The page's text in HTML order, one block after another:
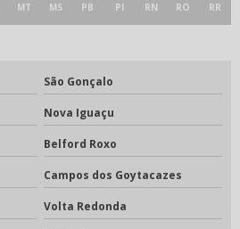
MT MS PB PI RN RO RR
São Gonçalo
Nova Iguaçu
Belford Roxo
Campos dos Goytacazes
Volta Redonda